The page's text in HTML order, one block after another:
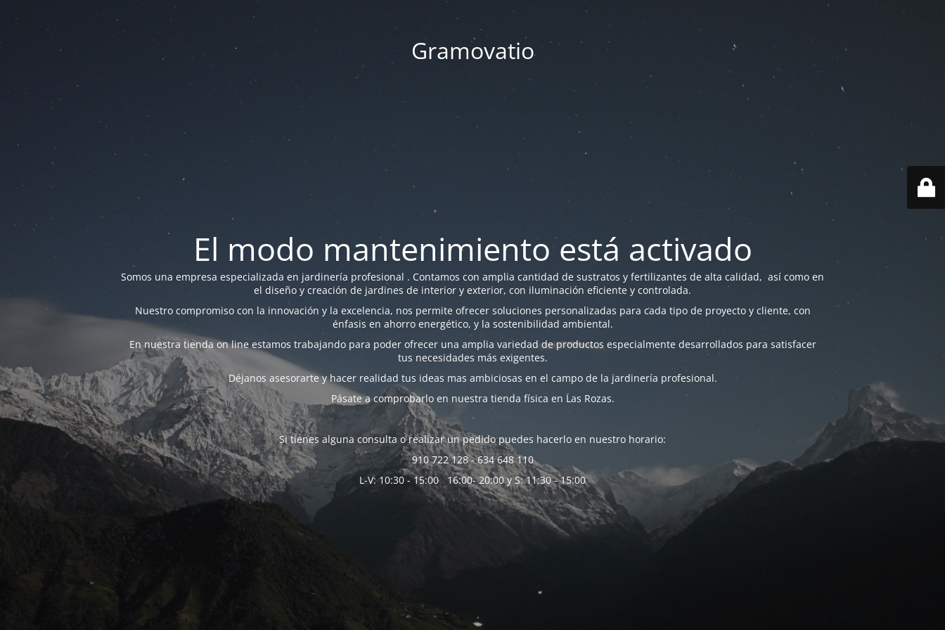
Gramovatio
El modo mantenimiento está activado
Somos una empresa especializada en jardinería profesional . Contamos con amplia cantidad de sustratos y fertilizantes de alta calidad, así como en
el diseño y creación de jardines de interior y exterior, con iluminación eficiente y controlada.
Nuestro compromiso con la innovación y la excelencia, nos permite ofrecer soluciones personalizadas para cada tipo de proyecto y cliente, con
énfasis en ahorro energético, y la sostenibilidad ambiental.
En nuestra tienda on line estamos trabajando para poder ofrecer una amplia variedad de productos especialmente desarrollados para satisfacer
tus necesidades más exigentes.
Déjanos asesorarte y hacer realidad tus ideas mas ambiciosas en el campo de la jardinería profesional.
Pásate a comprobarlo en nuestra tienda física en Las Rozas.
Si tienes alguna consulta o realizar un pedido puedes hacerlo en nuestro horario:
910 722 128 - 634 648 110
L-V: 10:30 - 15:00 16:00- 20:00 y S: 11:30 - 15:00